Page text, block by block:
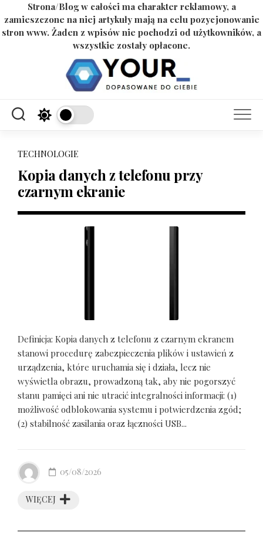
Strona/Blog w całości ma charakter reklamowy, a
zamieszczone na niej artykuły mają na celu pozycjonowanie
stron www. Żaden z wpisów nie pochodzi od użytkowników, a
wszystkie zostały opłacone.
TECHNOLOGIE
Kopia danych z telefonu przy
czarnym ekranie
Definicja: Kopia danych z telefonu z czarnym ekranem
stanowi procedurę zabezpieczenia plików i ustawień z
urządzenia, które uruchamia się i działa, lecz nie
wyświetla obrazu, prowadzoną tak, aby nie pogorszyć
stanu pamięci ani nie utracić integralności informacji: (1)
możliwość odblokowania systemu i potwierdzenia zgód;
(2) stabilność zasilania oraz łączności USB...
WIĘCEJ
05/08/2026